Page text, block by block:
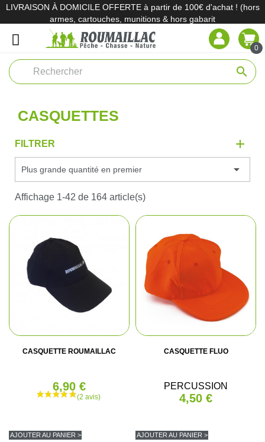
LIVRAISON À DOMICILE OFFERTE à partir de 100€ d'achat ! (hors
armes, cartouches, munitions & hors gabarit
0
search
CASQUETTES
FILTRER
Plus grande quantité en premier 
Affichage 1-42 de 164 article(s)
CASQUETTE ROUMAILLAC
6,90 €
AJOUTER AU PANIER >
CASQUETTE FLUO
PERCUSSION
4,50 €
AJOUTER AU PANIER >